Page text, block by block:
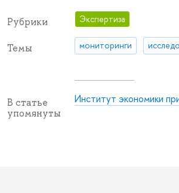
Рубрики Экспертиза
Темы мониторинги
В статье
упомянуты
Институт экономики